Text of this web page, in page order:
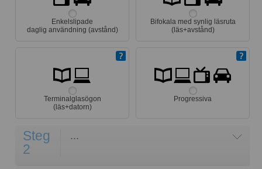
Enkelslipade
daglig användning (avstånd)
Bifokala med synlig läsruta
(läs+avstånd)
Terminalglasögon
(läs+datorn)
Progressiva
Steg
2
...